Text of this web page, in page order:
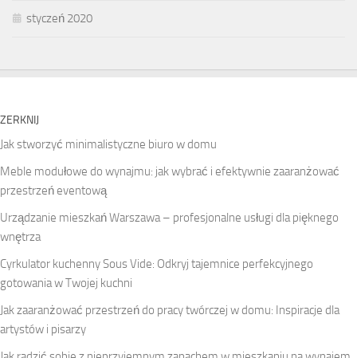
styczeń 2020
ZERKNIJ
Jak stworzyć minimalistyczne biuro w domu
Meble modułowe do wynajmu: jak wybrać i efektywnie zaaranżować
przestrzeń eventową
Urządzanie mieszkań Warszawa – profesjonalne usługi dla pięknego
wnętrza
Cyrkulator kuchenny Sous Vide: Odkryj tajemnice perfekcyjnego
gotowania w Twojej kuchni
Jak zaaranżować przestrzeń do pracy twórczej w domu: Inspiracje dla
artystów i pisarzy